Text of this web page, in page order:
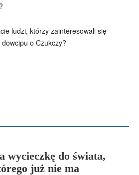
ludzi, którzy zainteresowali się
o Czukczy?
wycieczkę do świata,
już nie ma